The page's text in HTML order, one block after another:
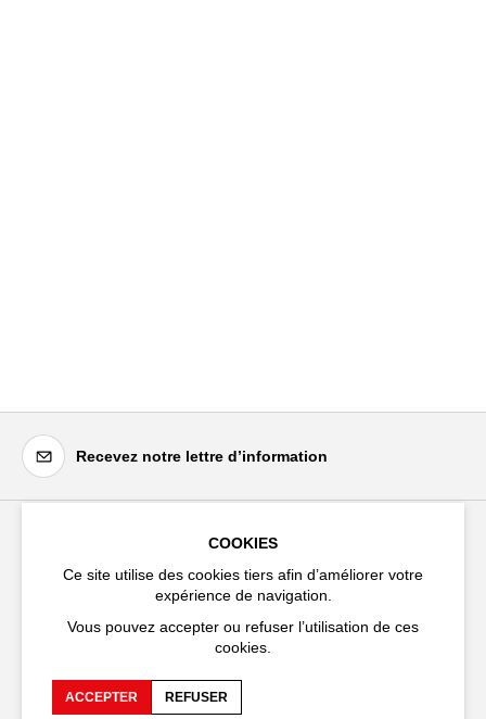
Recevez notre lettre d’information
20 rue du Portail Boquier,
84000 Avignon
+33 (0)4 90 27 66 50
COOKIES
Ce site utilise des cookies tiers afin d’améliorer votre
expérience de navigation.
Vous pouvez accepter ou refuser l’utilisation de ces
cookies.
ACCEPTER REFUSER